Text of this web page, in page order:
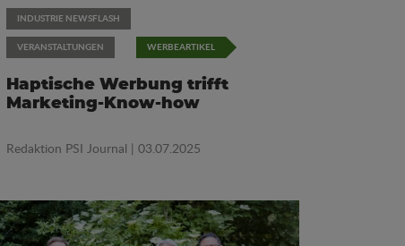
INDUSTRIE NEWSFLASH
VERANSTALTUNGEN WERBEARTIKEL
Haptische Werbung trifft
Marketing-Know-how
Redaktion PSI Journal | 03.07.2025